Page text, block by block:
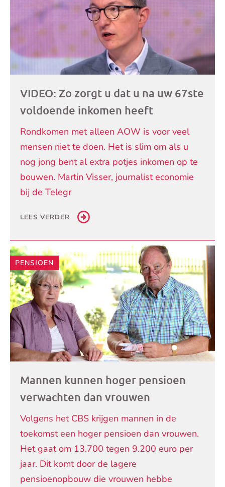
VIDEO: Zo zorgt u dat u na uw 67ste
voldoende inkomen heeft
Rondkomen met alleen AOW is voor veel
mensen niet te doen. Het is slim om als u
nog jong bent al extra potjes inkomen op te
bouwen. Martin Visser, journalist economie
bij de Telegr
LEES VERDER
PENSIOEN
Mannen kunnen hoger pensioen
verwachten dan vrouwen
Volgens het CBS krijgen mannen in de
toekomst een hoger pensioen dan vrouwen.
Het gaat om 13.700 tegen 9.200 euro per
jaar. Dit komt door de lagere
pensioenopbouw die vrouwen hebbe